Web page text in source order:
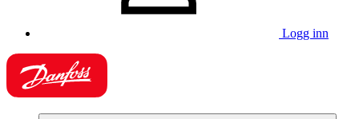
Logg inn